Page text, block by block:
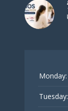
Monday:
Tuesday: